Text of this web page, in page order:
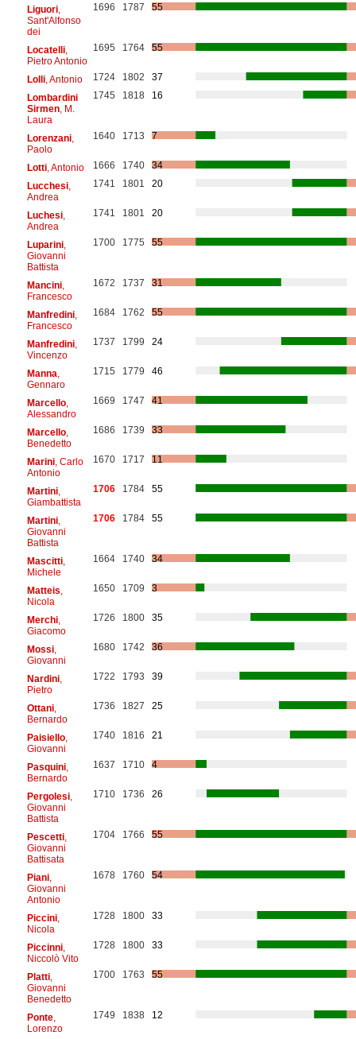
Liguori,
Sant'Alfonso
dei
1696 1787 55
Locatelli,
Pietro Antonio
1695 1764 55
Lolli, Antonio 1724 1802
37
Lombardini
Sirmen, M.
Laura
1745 1818 16
Lorenzani,
Paolo
1640 1713 7
Lotti, Antonio 1666 1740
34
Lucchesi,
Andrea
1741 1801 20
Luchesi,
Andrea
1741 1801 20
Luparini,
Giovanni
Battista
1700 1775 55
Mancini,
Francesco
1672 1737 31
Manfredini,
Francesco
1684 1762 55
Manfredini,
Vincenzo
1737 1799 24
Manna
Gennaro
1715 1779 46
Marcello,
Alessandro
1669 1747 41
Marcello,
Benedetto
1686 1739 33
Marini, Carlo
Antonio
1670 1717 11
Martini,
Giambattista
1706 1784 55
Martini,
Giovanni
Battista
1706 1784 55
Mascitti,
Michele
1664 1740 34
Matteis
Nicola
1650 1709 3
Merchi,
Giacomo
1726 1800 35
Mossi,
Giovanni
1680 1742 36
Nardini,
Pietro
1722 1793 39
Ottani,
Bernardo
1736 1827 25
Paisiello,
Giovanni
1740 1816 21
Pasquini,
Bernardo
1637 1710 4
Pergolesi,
Giovanni
Battista
1710 1736 26
Pescetti,
Giovanni
Battisata
1704 1766 55
Piani,
Giovanni
Antonio
1678 1760 54
Piccini,
Nicola
1728 1800 33
Piccinni,
Niccolò Vito
1728 1800 33
Platti,
Giovanni
Benedetto
1700 1763 55
Ponte,
Lorenzo
1749 1838 12